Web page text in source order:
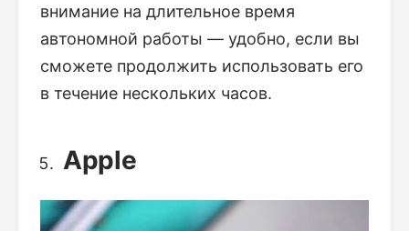
внимание на длительное время
автономной работы — удобно, если вы
сможете продолжить использовать его
в течение нескольких часов.
Apple